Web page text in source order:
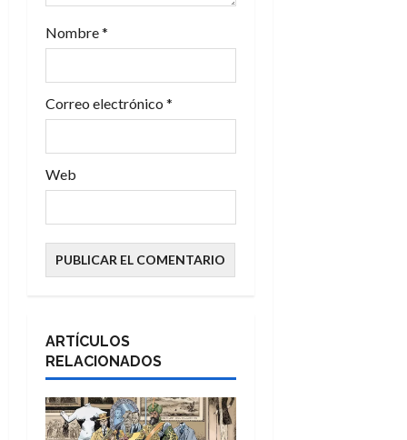
a
d
a
Nombre*
Correo electrónico *
Web
ARTÍCULOS
RELACIONADOS